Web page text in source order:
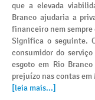
que a elevada
Branco ajudaria a
financeiro nem sempre
Significa o seguinte.
consumidor do
esgoto em Rio
prejuízo nas contas
[leia mais...]